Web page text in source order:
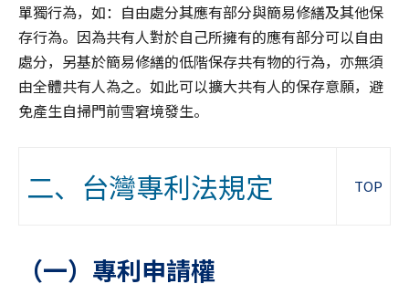
單獨行為，如：自由處分其應有部分與簡易修繕及其他保
存行為。因為共有人對於自己所擁有的應有部分可以自由
處分，另基於簡易修繕的低階保存共有物的行為，亦無須
由全體共有人為之。如此可以擴大共有人的保存意願，避
免產生自掃門前雪窘境發生。
二、台灣專利法規定 TOP
（一）專利申請權